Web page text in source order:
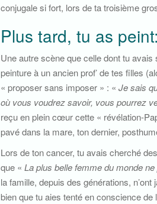
conjugale si fort, lors de ta troisième
Plus tard, tu as peint:
Une autre scène que celle dont tu
peinture à un ancien prof’ de tes filles
« proposer sans imposer » : « Je sais
où vous voudrez savoir, vous pourrez
reçu en plein cœur cette « révélation-
pavé dans la mare, ton dernier,
Lors de ton cancer, tu avais cherché
que « La plus belle femme du monde
la famille, depuis des générations,
bien que tu aies tenté en conscience de